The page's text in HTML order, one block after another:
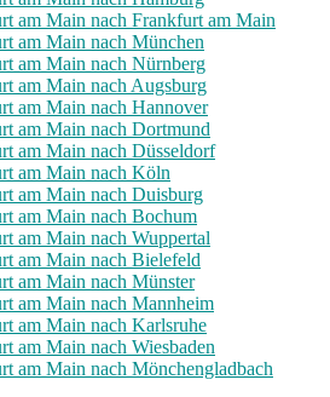
am Main nach Frankfurt am Main
am Main nach München
am Main nach Nürnberg
am Main nach Augsburg
am Main nach Hannover
am Main nach Dortmund
am Main nach Düsseldorf
am Main nach Köln
am Main nach Duisburg
am Main nach Bochum
am Main nach Wuppertal
am Main nach Bielefeld
am Main nach Münster
am Main nach Mannheim
am Main nach Karlsruhe
am Main nach Wiesbaden
am Main nach Mönchen­gladbach